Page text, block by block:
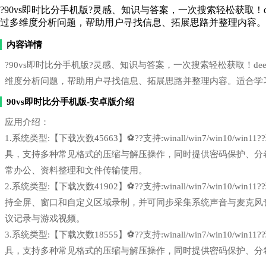
?90vs即时比分手机版?灵感、知识与答案，一次搜索轻松获取
过多维度分析问题，帮助用户寻找信息、拓展思路并整理内容
内容详情
?90vs即时比分手机版?灵感、知识与答案，一次搜索轻松获取！
维度分析问题，帮助用户寻找信息、拓展思路并整理内容。适合
90vs即时比分手机版-安卓版介绍
应用介绍：
1.系统类型:【下载次数45663】⚽??支持:winall/win7/win10/
具，支持多种常见格式的压缩与解压操作，同时提供密码保护、
常办公、资料整理和文件传输使用。
2.系统类型:【下载次数41902】⚽??支持:winall/win7/win10/
持全屏、窗口和自定义区域录制，并可同步采集系统声音与麦克
议记录与游戏视频。
3.系统类型:【下载次数18555】⚽??支持:winall/win7/win10/
具，支持多种常见格式的压缩与解压操作，同时提供密码保护、